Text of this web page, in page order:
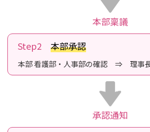
本部稟議
Step2 本部承認
本部 看護部・人事部の確認 ⇒ 理事
承認通知